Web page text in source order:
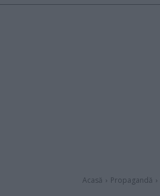
Acasă Propagandă